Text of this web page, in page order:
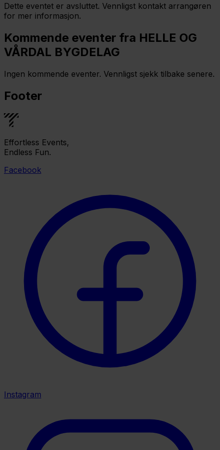
Dette eventet er avsluttet. Vennligst kontakt arrangøren
for mer informasjon.
Kommende eventer fra HELLE OG
VÅRDAL BYGDELAG
Ingen kommende eventer. Vennligst sjekk tilbake senere.
Footer
Effortless Events,
Endless Fun.
Facebook
Instagram